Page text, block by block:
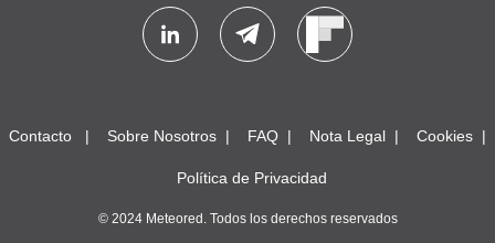
Contacto Sobre Nosotros FAQ Nota Legal Cookies
Política de Privacidad
© 2024 Meteored. Todos los derechos reservados